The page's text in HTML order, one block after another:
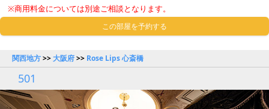
※商用料金については別途ご相談となります。
この部屋を予約する
関西地方>>大阪府>> Rose Lips 心斎橋
501